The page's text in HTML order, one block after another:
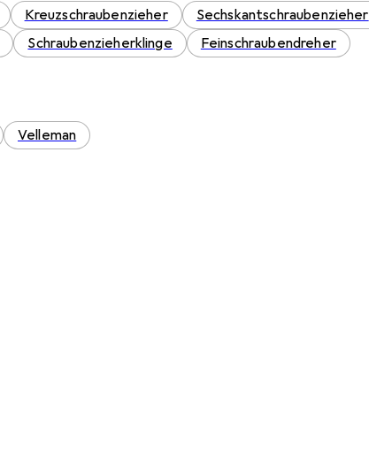
Kreuzschraubenzieher
Sechskantschraubenzieher
Schraubenzieherklinge
Feinschraubendreher
Velleman